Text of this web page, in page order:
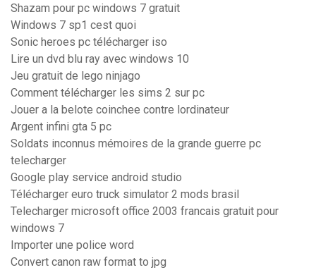
Shazam pour pc windows 7 gratuit
Windows 7 sp1 cest quoi
Sonic heroes pc télécharger iso
Lire un dvd blu ray avec windows 10
Jeu gratuit de lego ninjago
Comment télécharger les sims 2 sur pc
Jouer a la belote coinchee contre lordinateur
Argent infini gta 5 pc
Soldats inconnus mémoires de la grande guerre pc
telecharger
Google play service android studio
Télécharger euro truck simulator 2 mods brasil
Telecharger microsoft office 2003 francais gratuit pour
windows 7
Importer une police word
Convert canon raw format to jpg